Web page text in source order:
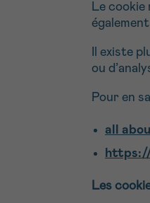
Le cookie
Il existe
ou
Pour en
all
Les